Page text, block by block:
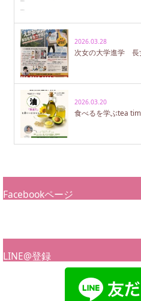
2026.03.28
次女の大学進学 長
2026.03.20
食べるを学ぶtea
Facebookページ
LINE@登録